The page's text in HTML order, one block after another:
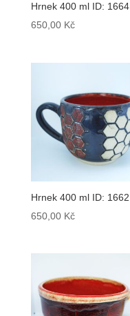
Hrnek 400 ml ID: 1664
650,00 Kč
Hrnek 400 ml ID: 1662
650,00 Kč